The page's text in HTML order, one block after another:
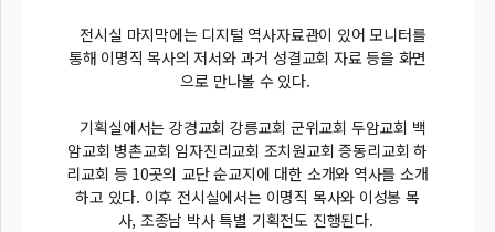
전시실 마지막에는 디지털 역사자료관이 있어 모니터를
통해 이명직 목사의 저서와 과거 성결교회 자료 등을 화면
으로 만나볼 수 있다.
기획실에서는 강경교회 강릉교회 군위교회 두암교회 백
암교회 병촌교회 임자진리교회 조치원교회 증동리교회 하
리교회 등 10곳의 교단 순교지에 대한 소개와 역사를 소개
하고 있다. 이후 전시실에서는 이명직 목사와 이성봉 목
사, 조종남 박사 특별 기획전도 진행된다.